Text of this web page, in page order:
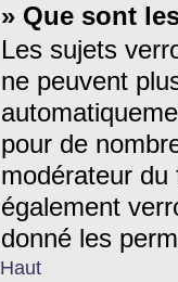
» Que sont
Les sujets
ne peuvent
pour de
modérateur du
également
donné les
Haut